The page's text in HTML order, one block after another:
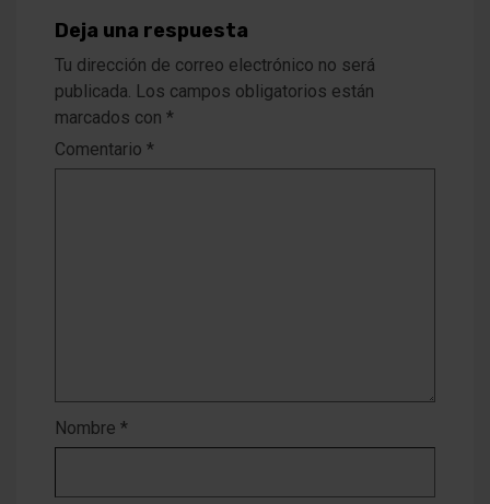
Deja una respuesta
Tu dirección de correo electrónico no será
publicada. Los campos obligatorios están
marcados con *
Comentario *
Nombre *